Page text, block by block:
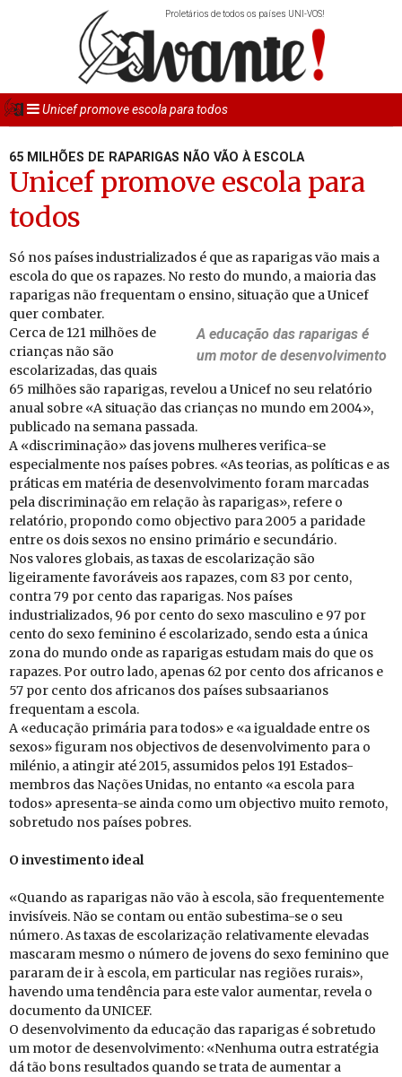
Proletários de todos os países UNI-VOS!
Unicef promove escola para todos
65 MILHÕES DE RAPARIGAS NÃO VÃO À ESCOLA
Unicef promove escola para
todos
Só nos países industrializados é que as raparigas vão mais a
escola do que os rapazes. No resto do mundo, a maioria das
raparigas não frequentam o ensino, situação que a Unicef
quer combater.
A edu­cação das ra­pa­rigas é
um motor de de­sen­vol­vi­mento
Cerca de 121 milhões de
crianças não são
escolarizadas, das quais
65 milhões são raparigas, revelou a Unicef no seu relatório
anual sobre «A situação das crianças no mundo em 2004»,
publicado na semana passada.
A «discriminação» das jovens mulheres verifica-se
especialmente nos países pobres. «As teorias, as políticas e as
práticas em matéria de desenvolvimento foram marcadas
pela discriminação em relação às raparigas», refere o
relatório, propondo como objectivo para 2005 a paridade
entre os dois sexos no ensino primário e secundário.
Nos valores globais, as taxas de escolarização são
ligeiramente favoráveis aos rapazes, com 83 por cento,
contra 79 por cento das raparigas. Nos países
industrializados, 96 por cento do sexo masculino e 97 por
cento do sexo feminino é escolarizado, sendo esta a única
zona do mundo onde as raparigas estudam mais do que os
rapazes. Por outro lado, apenas 62 por cento dos africanos e
57 por cento dos africanos dos países subsaarianos
frequentam a escola.
A «educação primária para todos» e «a igualdade entre os
sexos» figuram nos objectivos de desenvolvimento para o
milénio, a atingir até 2015, assumidos pelos 191 Estados-
membros das Nações Unidas, no entanto «a escola para
todos» apresenta-se ainda como um objectivo muito remoto,
sobretudo nos países pobres.
O in­ves­ti­mento ideal
«Quando as raparigas não vão à escola, são frequentemente
invisíveis. Não se contam ou então subestima-se o seu
número. As taxas de escolarização relativamente elevadas
mascaram mesmo o número de jovens do sexo feminino que
pararam de ir à escola, em particular nas regiões rurais»,
havendo uma tendência para este valor aumentar, revela o
documento da UNICEF.
O desenvolvimento da educação das raparigas é sobretudo
um motor de desenvolvimento: «Nenhuma outra estratégia
dá tão bons resultados quando se trata de aumentar a